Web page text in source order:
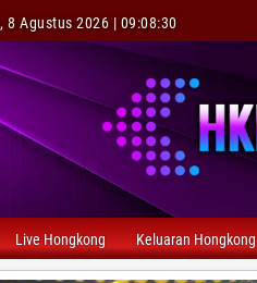
8 Agustus 2026 | 09:08:32
Live Hongkong Keluaran Hongkong